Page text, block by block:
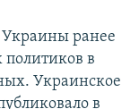
ранее
политиков в
Украинское
в